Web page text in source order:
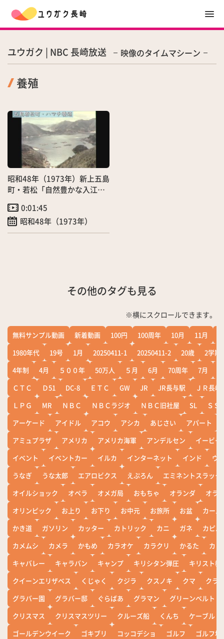
ユウガク | NBC 長崎放送 映像のタイムマシーン
養殖
昭和48年（1973年）新上五島
町・若松「自然豊かな入江が
0:01:45
昭和48年（1973年）
その他のタグも見る
※横にスクロールできます。
無料サンプル動画 新着動画 100円 100周年 10月 11月
1980年代
19号 1月 20250411-1 20250411-2 20歳
2学期
4年制
4月 ５００年 50万人 ５月 6月 70周年 7月
ＣＴＣ
Ｄ51 DC-8 ＥＴＣ GW JR JR長与駅
ＪＲ長崎
ＬＰＧ
MR ＮＢＣ ＮＢＣラジオ ＮＢＣ旧社屋 SL
ＳＳ
アーケード
アイドル アコウ アシカ あじさい アパート
アミュプラザ
アメリカ アメリカ海軍 アンデルセン
イービー
イベント
イベントカー イルカ インターネット インド
ウ
うなぎ
うな太郎 エアロビクス えぷろん
エミネントスラック
オイルショック
オペラ オメガ局 おもちゃ オランダ
オラ
オリンピック
お上り お下り お中元 お旅所 お盆
カー
かき道
ガソリン カッター カトリック カニ ガネ
カピバ
カメムシ
カメラ かもめ カラオケ カラクリ かるた
カレ
キャバレー
キャラバン キャンプ キリシタン弾圧
キリスト教
クイーンエリザベス
くじゃく クジラ クスノキ クマ
クラ
グラバー園
グラバー邸 ぐらばあ グラマン
グリーンベルト
クリスマス
クリスマスツリー クルーズ船 くんち
ケーブル
ゴールデンウイーク
ゴキブリ コッコデショ ゴルフ
ゴルフ場